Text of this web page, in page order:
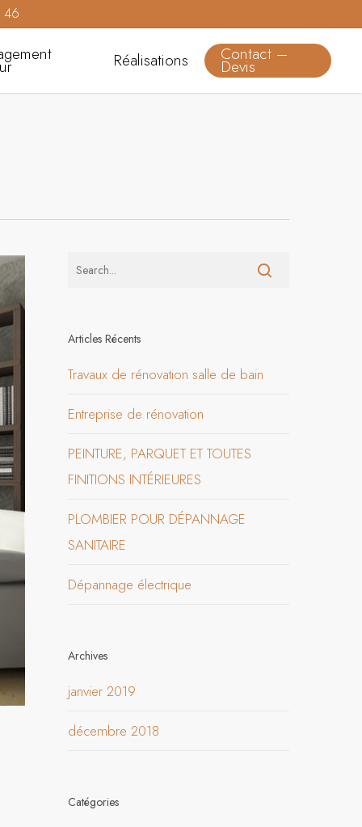
46
Réalisations Contact –
Devis
Articles Récents
Travaux de rénovation salle de bain
Entreprise de rénovation
PEINTURE, PARQUET ET TOUTES
FINITIONS INTÉRIEURES
PLOMBIER POUR DÉPANNAGE
SANITAIRE
Dépannage électrique
Archives
janvier 2019
décembre 2018
Catégories